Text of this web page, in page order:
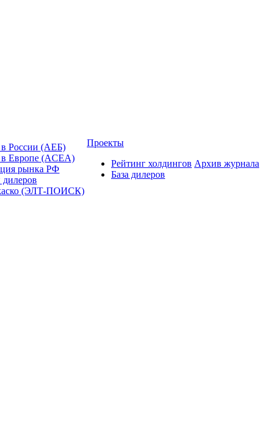
России (АЕБ)
Европе (ACEA)
рынка РФ
(ЭЛТ-ПОИСК)
Проекты
Рейтинг холдингов
База дилеров
Архив журнала